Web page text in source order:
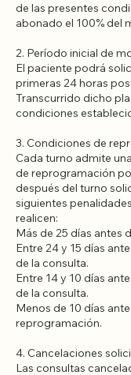
1. Reserva.
La confirmación del
abonado el 100% del
2. Período inicial de
El paciente podrá
primeras 24 horas
condiciones
3. Condiciones de
Cada turno admite
de reprogramación
después del turno
siguientes
realicen:
Más de 25 días antes
Entre 24 y 15 días
de la consulta.
Entre 14 y 10 días
de la consulta.
reprogramación.